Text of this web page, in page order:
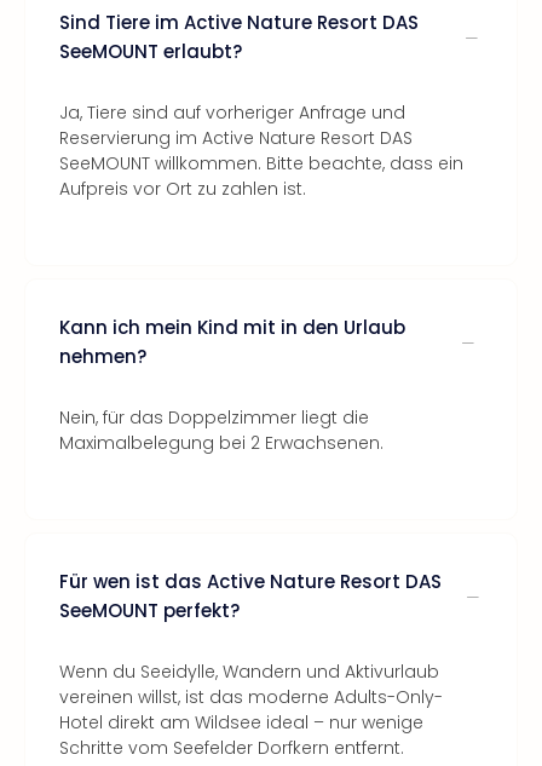
Sind Tiere im Active Nature Resort DAS
SeeMOUNT erlaubt?
Ja, Tiere sind auf vorheriger Anfrage und
Reservierung im Active Nature Resort DAS
SeeMOUNT willkommen. Bitte beachte, dass ein
Aufpreis vor Ort zu zahlen ist.
Kann ich mein Kind mit in den Urlaub
nehmen?
Nein, für das Doppelzimmer liegt die
Maximalbelegung bei 2 Erwachsenen.
Für wen ist das Active Nature Resort DAS
SeeMOUNT perfekt?
Wenn du Seeidylle, Wandern und Aktivurlaub
vereinen willst, ist das moderne Adults-Only-
Hotel direkt am Wildsee ideal – nur wenige
Schritte vom Seefelder Dorfkern entfernt.